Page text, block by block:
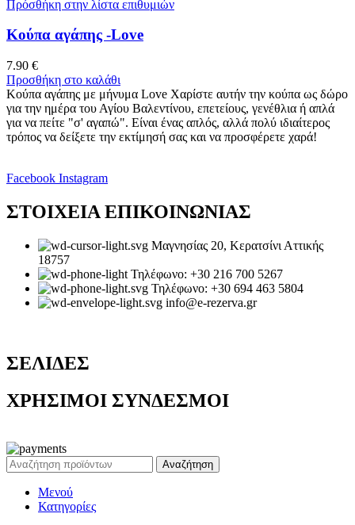
Πρόσθήκη στην λίστα επιθυμιών
Κούπα αγάπης -Love
7.90 €
Προσθήκη στο καλάθι
Κούπα αγάπης με μήνυμα Love Χαρίστε αυτήν την κούπα ως δώρο
για την ημέρα του Αγίου Βαλεντίνου, επετείους, γενέθλια ή απλά
για να πείτε "σ' αγαπώ". Είναι ένας απλός, αλλά πολύ ιδιαίτερος
τρόπος να δείξετε την εκτίμησή σας και να προσφέρετε χαρά!
Facebook Instagram
ΣΤΟΙΧΕΙΑ ΕΠΙΚΟΙΝΩΝΙΑΣ
Μαγνησίας 20, Κερατσίνι Αττικής
18757
Τηλέφωνο: +30 216 700 5267
Τηλέφωνο: +30 694 463 5804
info@e-rezerva.gr
ΣΕΛΙΔΕΣ
ΧΡΗΣΙΜΟΙ ΣΥΝΔΕΣΜΟΙ
Αναζήτηση
Μενού
Κατηγορίες